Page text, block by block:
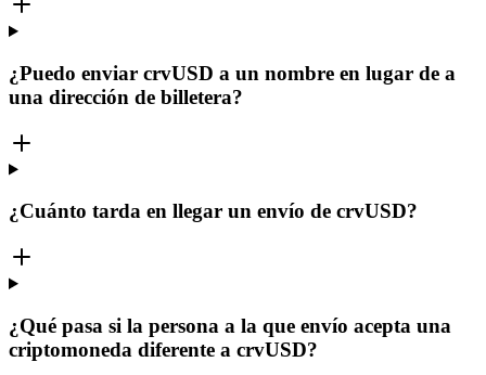
¿Puedo enviar crvUSD a un nombre en lugar de a
una dirección de billetera?
¿Cuánto tarda en llegar un envío de crvUSD?
¿Qué pasa si la persona a la que envío acepta una
criptomoneda diferente a crvUSD?